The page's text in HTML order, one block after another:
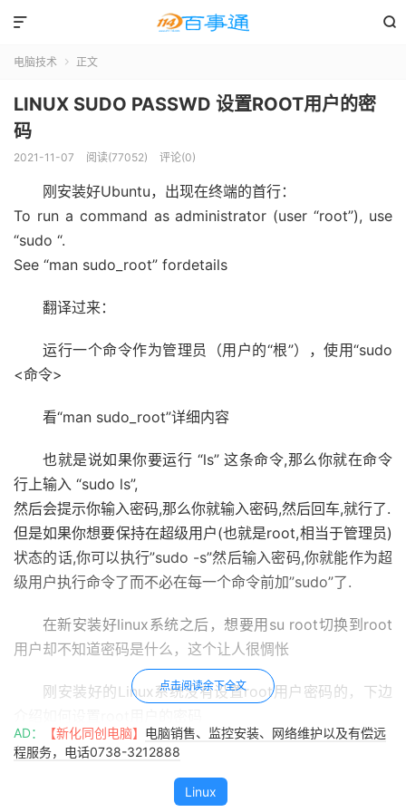


电脑技术  正文
LINUX SUDO PASSWD 设置ROOT用户的密
码
2021-11-07 阅读(77052) 评论(0)
刚安装好Ubuntu，出现在终端的首行：
To run a command as administrator (user “root”), use
“sudo “.
See “man sudo_root” fordetails
翻译过来：
运行一个命令作为管理员（用户的“根”），使用“sudo
<命令>
看“man sudo_root”详细内容
也就是说如果你要运行 “ls” 这条命令,那么你就在命令
行上输入 “sudo ls”,
然后会提示你输入密码,那么你就输入密码,然后回车,就行了.
但是如果你想要保持在超级用户(也就是root,相当于管理员)
状态的话,你可以执行”sudo -s”然后输入密码,你就能作为超
级用户执行命令了而不必在每一个命令前加”sudo”了.
在新安装好linux系统之后，想要用su root切换到root
用户却不知道密码是什么，这个让人很惆怅
刚安装好的Linux系统没有设置root用户密码的，下边
第一步：sudo passwd
点击阅读余下全文
AD： 【新化同创电脑】 电脑销售、监控安装、网络维护以及有偿远
程服务，电话0738-3212888
Linux